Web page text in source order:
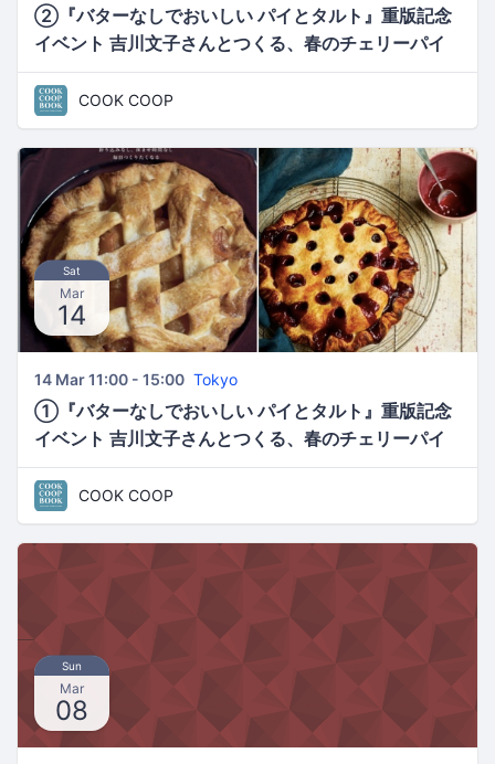
②『バターなしでおいしい パイとタルト』重版記念
イベント 吉川文子さんとつくる、春のチェリーパイ
COOK COOP
Sat
Mar
14
14 Mar 11:00 - 15:00 Tokyo
①『バターなしでおいしい パイとタルト』重版記念
イベント 吉川文子さんとつくる、春のチェリーパイ
COOK COOP
Sun
Mar
08